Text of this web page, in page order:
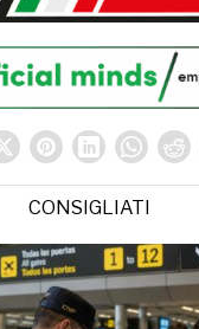
CONSIGLIATI